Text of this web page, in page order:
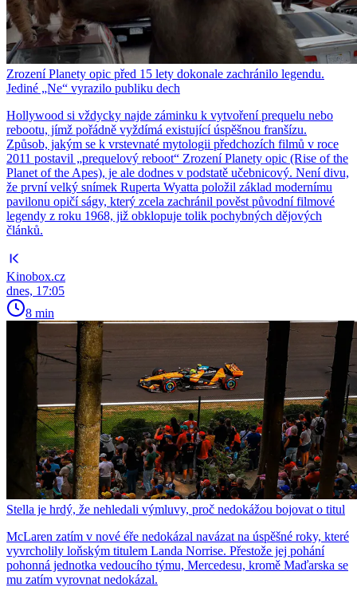
Zrození Planety opic před 15 lety dokonale zachránilo legendu.
Jediné „Ne“ vyrazilo publiku dech
Hollywood si vždycky najde záminku k vytvoření prequelu nebo
rebootu, jímž pořádně vyždímá existující úspěšnou franšízu.
Způsob, jakým se k vrstevnaté mytologii předchozích filmů v roce
2011 postavil „prequelový reboot“ Zrození Planety opic (Rise of the
Planet of the Apes), je ale dodnes v podstatě učebnicový. Není divu,
že první velký snímek Ruperta Wyatta položil základ modernímu
pavilonu opičí ságy, který zcela zachránil pověst původní filmové
legendy z roku 1968, již obklopuje tolik pochybných dějových
článků.
Kinobox.cz
dnes, 17:05
8 min
Stella je hrdý, že nehledali výmluvy, proč nedokážou bojovat o titul
McLaren zatím v nové éře nedokázal navázat na úspěšné roky, které
vyvrcholily loňským titulem Landa Norrise. Přestože jej pohání
pohonná jednotka vedoucího týmu, Mercedesu, kromě Maďarska se
mu zatím vyrovnat nedokázal.